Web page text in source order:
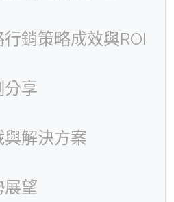
銷策略成效與ROI
分享
解決方案
展望